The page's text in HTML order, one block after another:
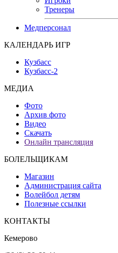
Тренеры
Медперсонал
КАЛЕНДАРЬ ИГР
Кузбасс
Кузбасс-2
МЕДИА
Фото
Архив фото
Видео
Скачать
Онлайн трансляция
БОЛЕЛЬЩИКАМ
Магазин
Администрация сайта
Волейбол детям
Полезные ссылки
КОНТАКТЫ
Кемерово